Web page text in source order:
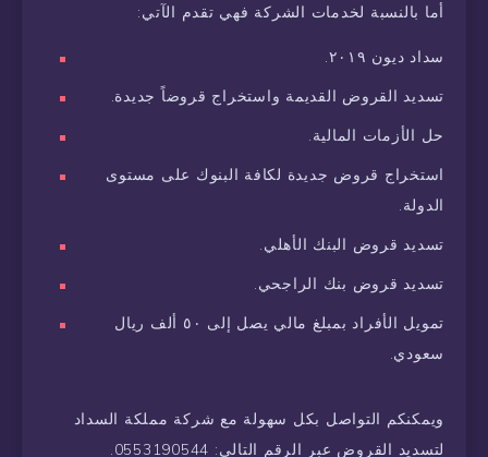
أما بالنسبة لخدمات الشركة فهي تقدم الآتي:
سداد ديون ٢٠١٩.
تسديد القروض القديمة واستخراج قروضاً جديدة.
حل الأزمات المالية.
استخراج قروض جديدة لكافة البنوك على مستوى
الدولة.
تسديد قروض البنك الأهلي.
تسديد قروض بنك الراجحي.
تمويل الأفراد بمبلغ مالي يصل إلى ٥٠ ألف ريال
سعودي.
ويمكنكم التواصل بكل سهولة مع شركة مملكة السداد
لتسديد القروض عبر الرقم التالي: 0553190544.